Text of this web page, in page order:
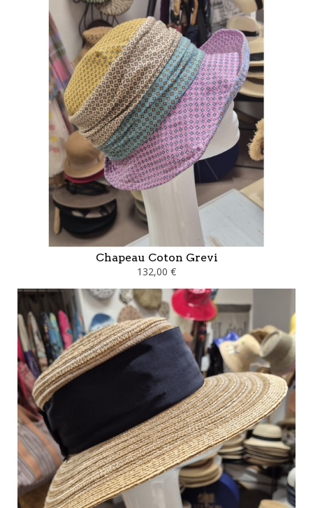
Chapeau Coton Grevi
132,00 €